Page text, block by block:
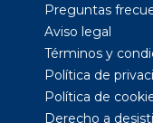
Preguntas
Aviso legal
Términos y
Política de
Política de
Derecho a